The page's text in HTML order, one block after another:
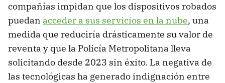
compañías impidan que los dispositivos robados
puedan acceder a sus servicios en la nube, una
medida que reduciría drásticamente su valor de
reventa y que la Policía Metropolitana lleva
solicitando desde 2023 sin éxito. La negativa de
las tecnológicas ha generado indignación entre